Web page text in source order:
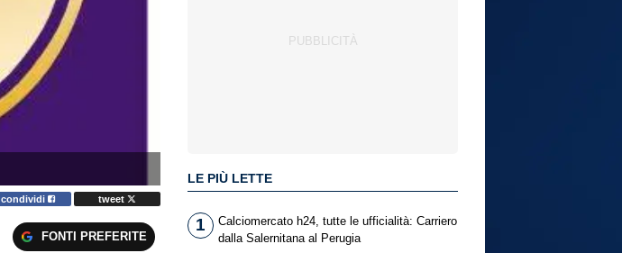
condividi
tweet
FONTI PREFERITE
LE PIÙ LETTE
1
Calciomercato h24, tutte le ufficialità: Carriero
dalla Salernitana al Perugia